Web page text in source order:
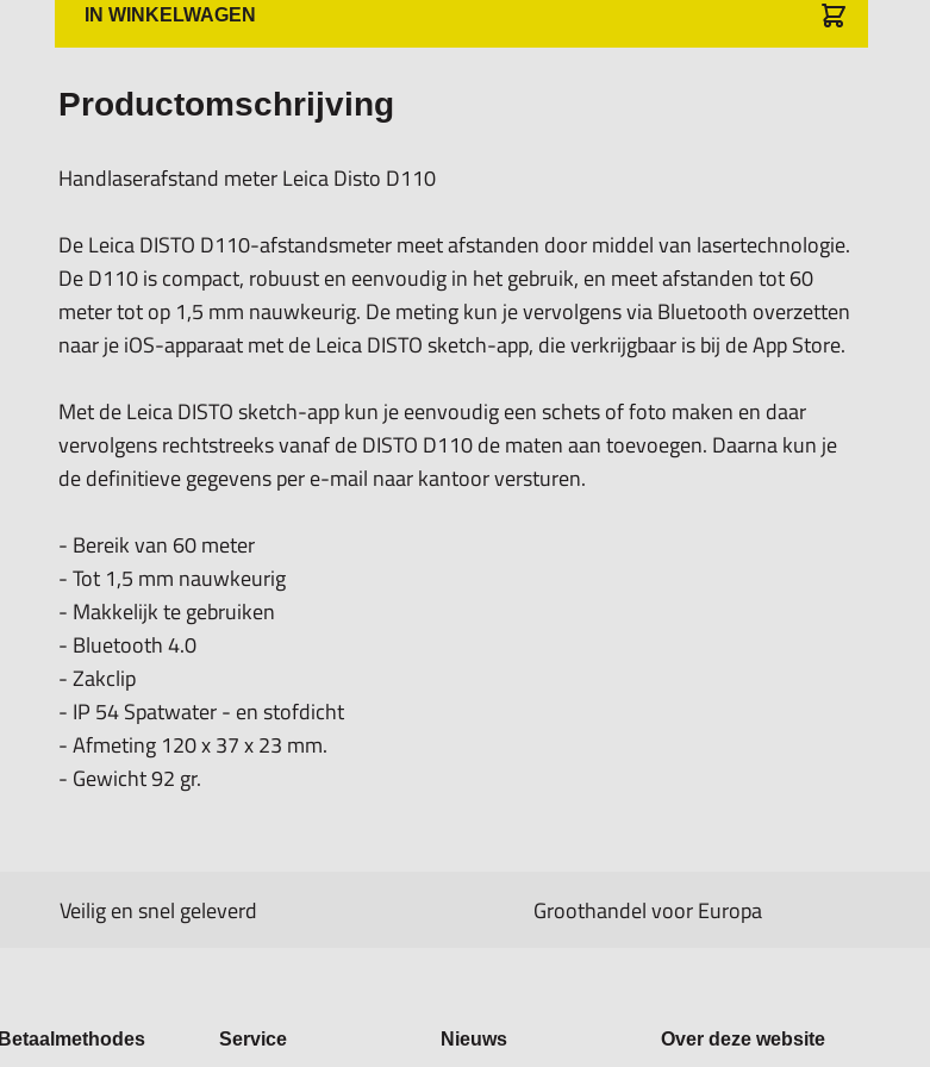
- Gewicht 92 gr.
IN WINKELWAGEN
Productomschrijving
Handlaserafstand meter Leica Disto D110
De Leica DISTO D110-afstandsmeter meet afstanden door middel van lasertechnologie.
De D110 is compact, robuust en eenvoudig in het gebruik, en meet afstanden tot 60
meter tot op 1,5 mm nauwkeurig. De meting kun je vervolgens via Bluetooth overzetten
naar je iOS-apparaat met de Leica DISTO sketch-app, die verkrijgbaar is bij de App Store.
Met de Leica DISTO sketch-app kun je eenvoudig een schets of foto maken en daar
vervolgens rechtstreeks vanaf de DISTO D110 de maten aan toevoegen. Daarna kun je
de definitieve gegevens per e-mail naar kantoor versturen.
- Bereik van 60 meter
- Tot 1,5 mm nauwkeurig
- Makkelijk te gebruiken
- Bluetooth 4.0
- Zakclip
- IP 54 Spatwater - en stofdicht
- Afmeting 120 x 37 x 23 mm.
- Gewicht 92 gr.
Veilig en snel geleverd Groothandel voor Europa
Betaalmethodes Service Nieuws Over deze website